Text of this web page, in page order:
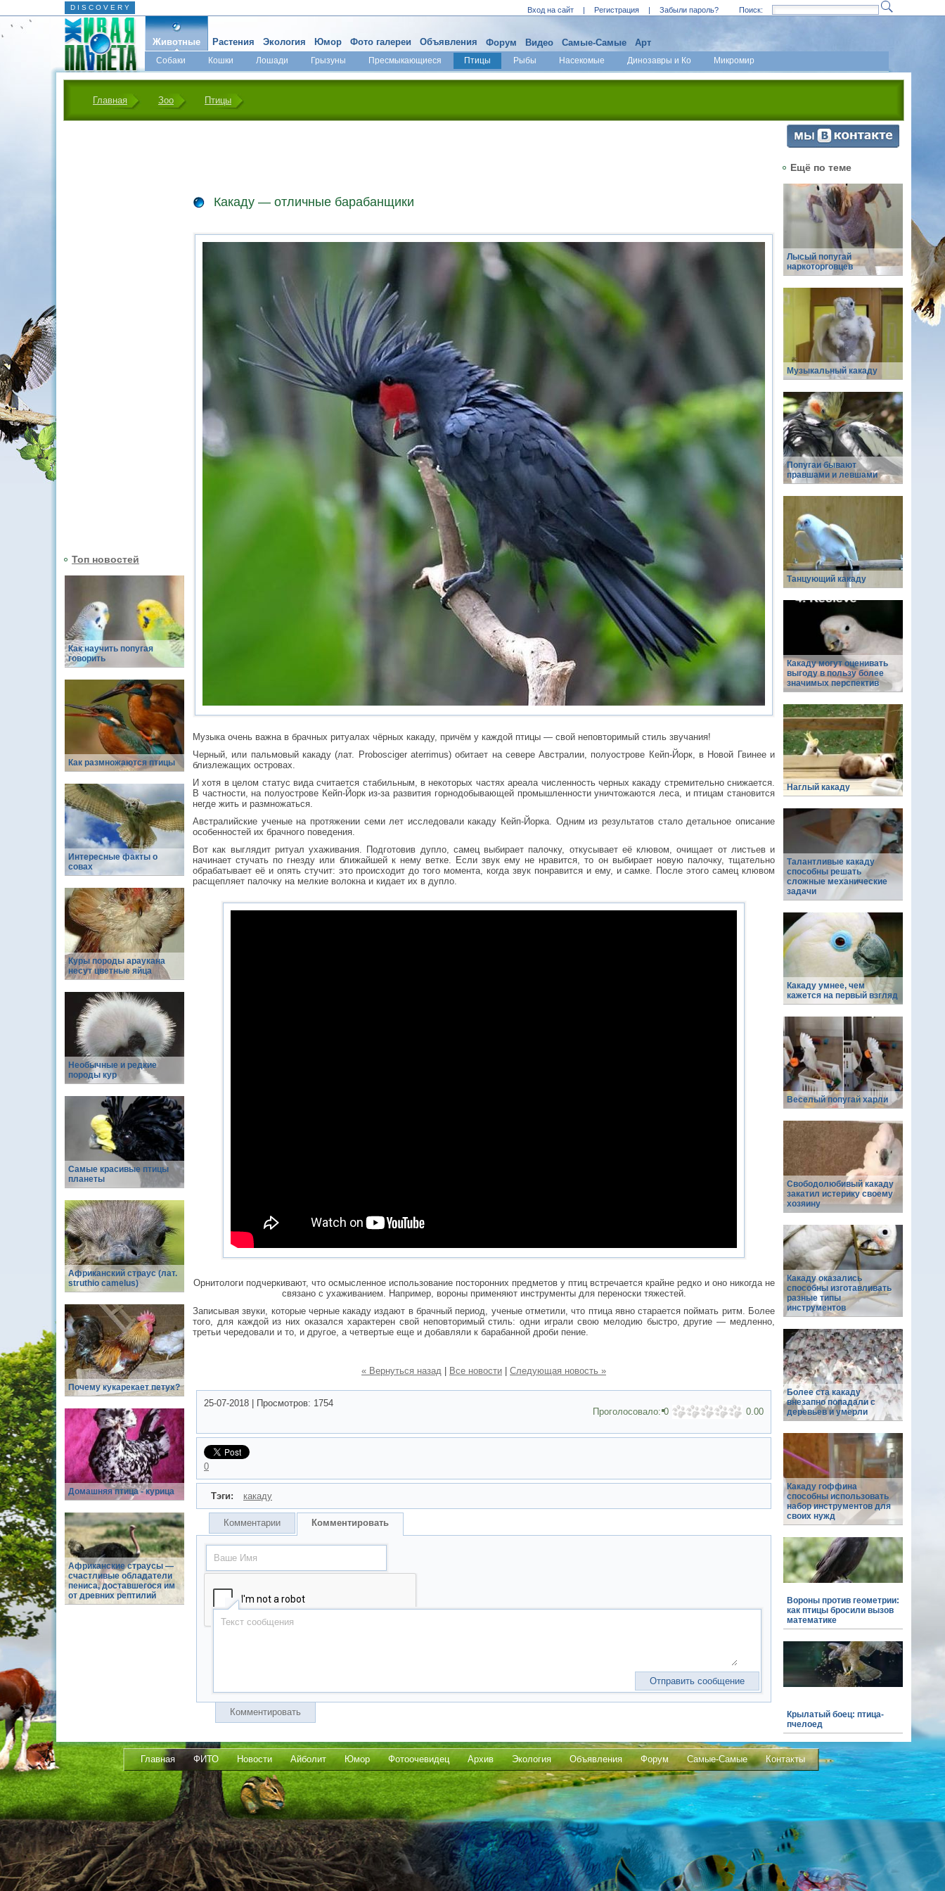
D I S C O V E R Y Вход на сайт | Регистрация | Забыли пароль? Поиск:
Животные
Собаки Кошки Лошади Грызуны Пресмыкающиеся Птицы Рыбы Насекомые Динозавры и Ко Микромир
Растения Экология Юмор Фото галереи Объявления Форум Видео Самые-Самые Арт
Главная Зоо Птицы
Топ новостей
Как научить попугая
говорить
Как размножаются птицы
Интересные факты о
совах
Куры породы араукана
несут цветные яйца
Необычные и редкие
породы кур
Самые красивые птицы
планеты
Африканский страус (лат.
struthio camelus)
Почему кукарекает петух?
Домашняя птица - курица
Африканские страусы —
счастливые обладатели
пениса, доставшегося им
от древних рептилий
Какаду — отличные барабанщики
Музыка очень важна в брачных ритуалах чёрных какаду, причём у каждой птицы — свой неповторимый стиль звучания!
Черный, или пальмовый какаду (лат. Probosciger aterrimus) обитает на севере Австралии, полуострове Кейп-Йорк, в Новой Гвинее и
близлежащих островах.
И хотя в целом статус вида считается стабильным, в некоторых частях ареала численность черных какаду стремительно снижается.
В частности, на полуострове Кейп-Йорк из-за развития горнодобывающей промышленности уничтожаются леса, и птицам становится
негде жить и размножаться.
Австралийские ученые на протяжении семи лет исследовали какаду Кейп-Йорка. Одним из результатов стало детальное описание
особенностей их брачного поведения.
Вот как выглядит ритуал ухаживания. Подготовив дупло, самец выбирает палочку, откусывает её клювом, очищает от листьев и
начинает стучать по гнезду или ближайшей к нему ветке. Если звук ему не нравится, то он выбирает новую палочку, тщательно
обрабатывает её и опять стучит: это происходит до того момента, когда звук понравится и ему, и самке. После этого самец клювом
расщепляет палочку на мелкие волокна и кидает их в дупло.
Орнитологи подчеркивают, что осмысленное использование посторонних предметов у птиц встречается крайне редко и оно никогда не
связано с ухаживанием. Например, вороны применяют инструменты для переноски тяжестей.
Записывая звуки, которые черные какаду издают в брачный период, ученые отметили, что птица явно старается поймать ритм. Более
того, для каждой из них оказался характерен свой неповторимый стиль: одни играли свою мелодию быстро, другие — медленно,
третьи чередовали и то, и другое, а четвертые еще и добавляли к барабанной дроби пение.
« Вернуться назад Все новости Следующая новость »
25-07-2018 Просмотров: 1754
Проголосовало:0 0.00
0
Тэги: какаду
Комментарии Комментировать
Комментировать
Ещё по теме
Лысый попугай
наркоторговцев
Музыкальный какаду
Попугаи бывают
правшами и левшами
Танцующий какаду
Какаду могут оценивать
выгоду в пользу более
значимых перспектив
Наглый какаду
Талантливые какаду
способны решать
сложные механические
задачи
Какаду умнее, чем
кажется на первый взгляд
Веселый попугай харли
Свободолюбивый какаду
закатил истерику своему
хозяину
Какаду оказались
способны изготавливать
разные типы
инструментов
Более ста какаду
внезапно попадали с
деревьев и умерли
Какаду гоффина
способны использовать
набор инструментов для
своих нужд
Вороны против геометрии:
как птицы бросили вызов
математике
Крылатый боец: птица-
пчелоед
Главная ФИТО Новости Айболит Юмор Фотоочевидец Архив Экология Объявления Форум Самые-Самые Контакты